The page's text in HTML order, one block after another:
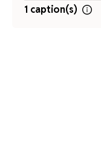
1 caption(s)